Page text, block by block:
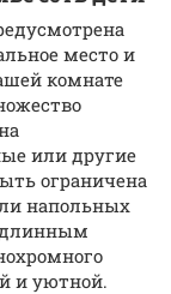
место и
комнате
или другие
ограничена
напольных
длинным
и уютной.